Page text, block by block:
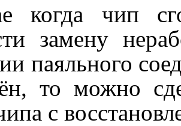
когда чип
замену
паяльного
то можно
с